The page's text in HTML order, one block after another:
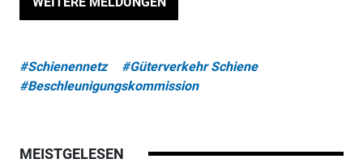
#Schienennetz
#Güterverkehr Schiene
#Beschleunigungskommission
MEISTGELESEN